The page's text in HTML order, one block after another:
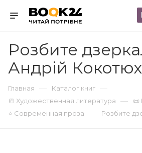
Розбите
Андрій
Главная — Каталог книг —
📒 Художественная литература — 📜
⭐ Современная проза — Розбите